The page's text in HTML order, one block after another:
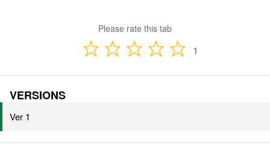
Please rate this tab
1
VERSIONS
Ver 1